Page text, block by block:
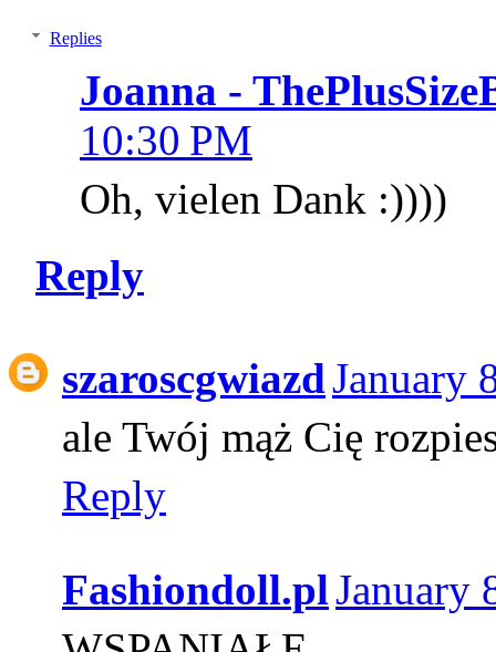
Replies
Joanna -
10:30 PM
Oh, vielen Dank :))))
Reply
szaroscgwiazdJanuary
ale Twój mąż Cię
Reply
Fashiondoll.plJanuary